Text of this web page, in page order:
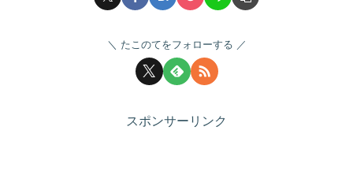
たこのてをフォローする
スポンサーリンク